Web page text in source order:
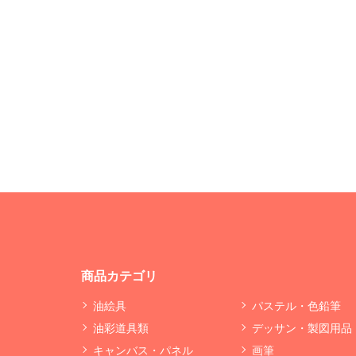
商品カテゴリ
油絵具
油彩道具類
キャンバス・パネル
パステル・色鉛筆
デッサン・製図用品
画筆